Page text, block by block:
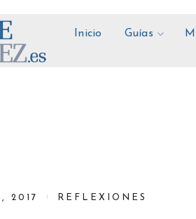
Inicio Guías
2017 REFLEXIONES